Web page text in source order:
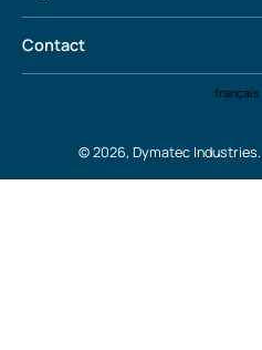
Contact
français
© 2026, Dymatec Industries.